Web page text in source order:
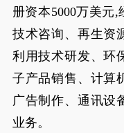
册资本5000万美元
技术咨询、再生资
利用技术研发、环
子产品销售、计算
广告制作、通讯设
业务。